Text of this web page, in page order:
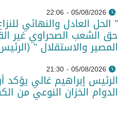
05/08/2026 - 22:06
" الحل العادل والنهائي
حق الشعب الصحراوي غير
المصير والاستقلال "
05/08/2026 - 21:30
الرئيس إبراهيم غالي
الدوام الخزان النوعي من